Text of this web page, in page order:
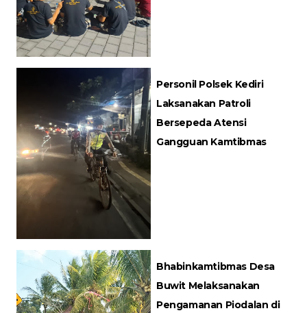
Personil Polsek Kediri
Laksanakan Patroli
Bersepeda Atensi
Gangguan Kamtibmas
Bhabinkamtibmas Desa
Buwit Melaksanakan
Pengamanan Piodalan di